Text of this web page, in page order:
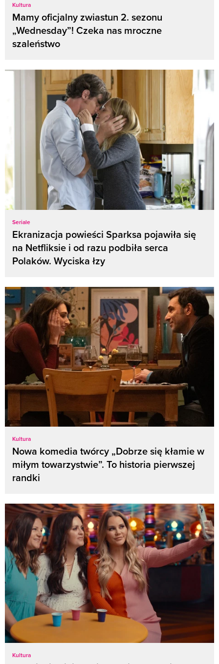
Kultura
Mamy oficjalny zwiastun 2. sezonu
„Wednesday”! Czeka nas mroczne
szaleństwo
Seriale
Ekranizacja powieści Sparksa pojawiła się
na Netfliksie i od razu podbiła serca
Polaków. Wyciska łzy
Kultura
Nowa komedia twórcy „Dobrze się kłamie w
miłym towarzystwie”. To historia pierwszej
randki
Kultura